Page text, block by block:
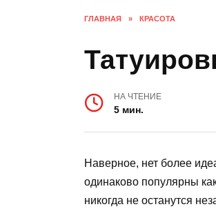
ГЛАВНАЯ » КРАСОТА
НА ЧТЕНИЕ
5 мин.
Наверное, нет более
одинаково популярны
никогда не останутся